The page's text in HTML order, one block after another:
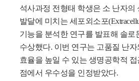
석사과정 전형태 학생은 소 난자의
발달에 미치는 세포외소포
기능을 분석한 연구를 발표해 솔로
수상했다. 이번 연구는 고품질 난
효율을 높일 수 있는 생명공학적
점에서 우수성을 인정받았다.